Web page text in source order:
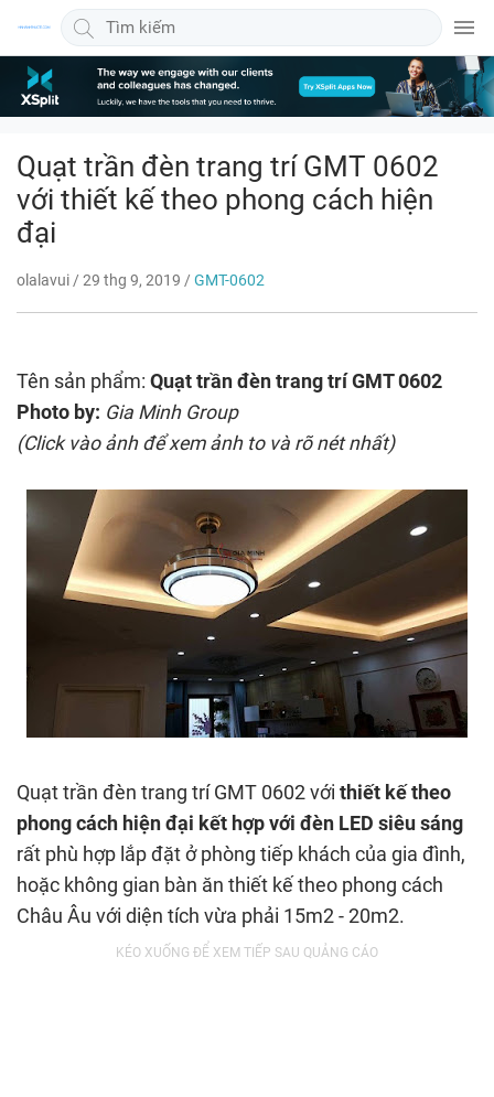
Quạt trần đèn trang trí GMT 0602
với thiết kế theo phong cách hiện
đại
olalavui/ 29 thg 9, 2019 / GMT-0602
Tên sản phẩm: Quạt trần đèn trang trí GMT 0602
Photo by: Gia Minh Group
(Click vào ảnh để xem ảnh to và rõ nét nhất)
Quạt trần đèn trang trí GMT 0602 với thiết kế theo
phong cách hiện đại kết hợp với đèn LED siêu sáng
rất phù hợp lắp đặt ở phòng tiếp khách của gia đình,
hoặc không gian bàn ăn thiết kế theo phong cách
Châu Âu với diện tích vừa phải 15m2 - 20m2.
Quảng cáo bài viết 300x600